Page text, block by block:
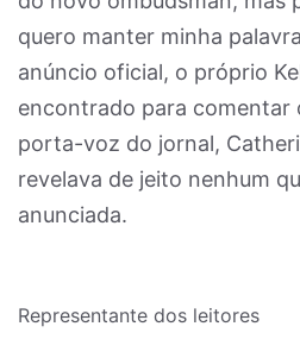
quero manter minha
anúncio oficial, o próprio
encontrado para comentar
porta-voz do jornal,
revelava de jeito nenhum
anunciada.
Representante dos leitores